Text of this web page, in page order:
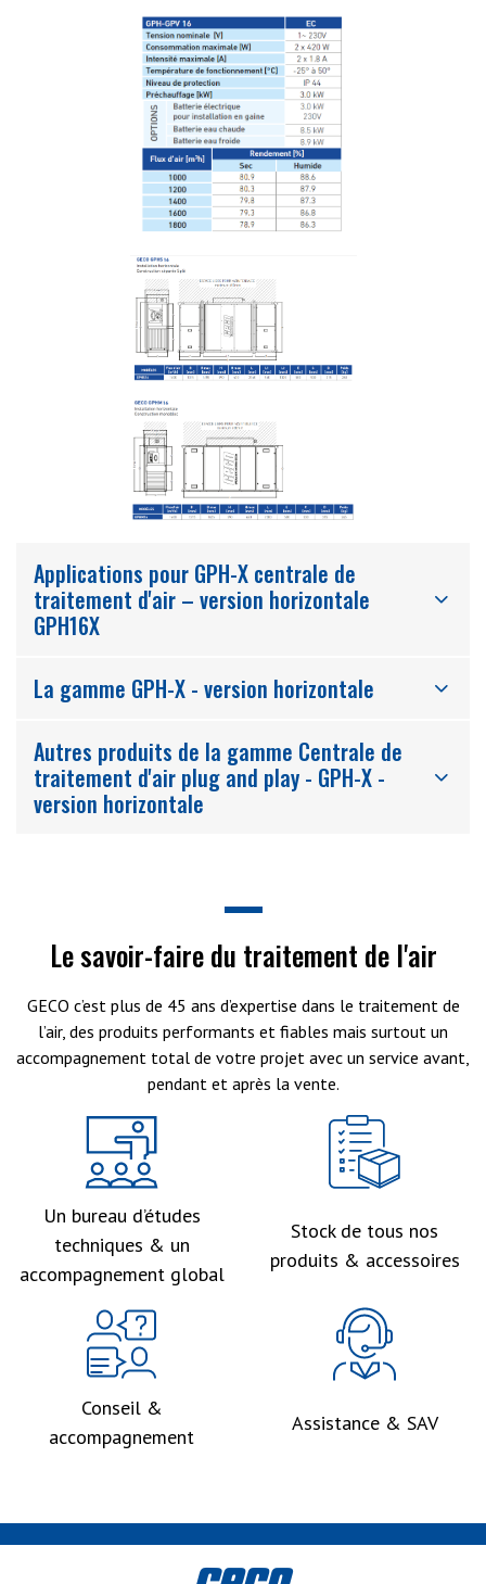
Applications pour GPH-X centrale de
traitement d'air – version horizontale
GPH16X
La gamme GPH-X - version horizontale
Autres produits de la gamme Centrale de
traitement d'air plug and play - GPH-X -
version horizontale
Le savoir-faire du traitement de l'air
GECO c’est plus de 45 ans d’expertise dans le traitement de
l’air, des produits performants et fiables mais surtout un
accompagnement total de votre projet avec un service avant,
pendant et après la vente.
Un bureau d’études
techniques & un
accompagnement global
Stock de tous nos
produits & accessoires
Conseil &
accompagnement
Assistance & SAV